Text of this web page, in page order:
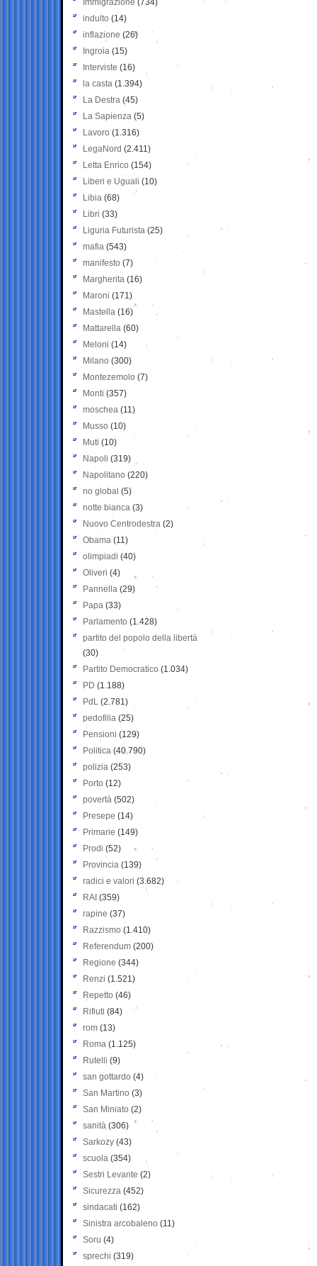
Immigrazione (734)
indulto (14)
inflazione (26)
Ingroia (15)
Interviste (16)
la casta (1.394)
La Destra (45)
La Sapienza (5)
Lavoro (1.316)
LegaNord (2.411)
Letta Enrico (154)
Liberi e Uguali (10)
Libia (68)
Libri (33)
Liguria Futurista (25)
mafia (543)
manifesto (7)
Margherita (16)
Maroni (171)
Mastella (16)
Mattarella (60)
Meloni (14)
Milano (300)
Montezemolo (7)
Monti (357)
moschea (11)
Musso (10)
Muti (10)
Napoli (319)
Napolitano (220)
no global (5)
notte bianca (3)
Nuovo Centrodestra (2)
Obama (11)
olimpiadi (40)
Oliveri (4)
Pannella (29)
Papa (33)
Parlamento (1.428)
partito del popolo della libertà
(30)
Partito Democratico (1.034)
PD (1.188)
PdL (2.781)
pedofilia (25)
Pensioni (129)
Politica (40.790)
polizia (253)
Porto (12)
povertà (502)
Presepe (14)
Primarie (149)
Prodi (52)
Provincia (139)
radici e valori (3.682)
RAI (359)
rapine (37)
Razzismo (1.410)
Referendum (200)
Regione (344)
Renzi (1.521)
Repetto (46)
Rifiuti (84)
rom (13)
Roma (1.125)
Rutelli (9)
san gottardo (4)
San Martino (3)
San Miniato (2)
sanità (306)
Sarkozy (43)
scuola (354)
Sestri Levante (2)
Sicurezza (452)
sindacati (162)
Sinistra arcobaleno (11)
Soru (4)
sprechi (319)